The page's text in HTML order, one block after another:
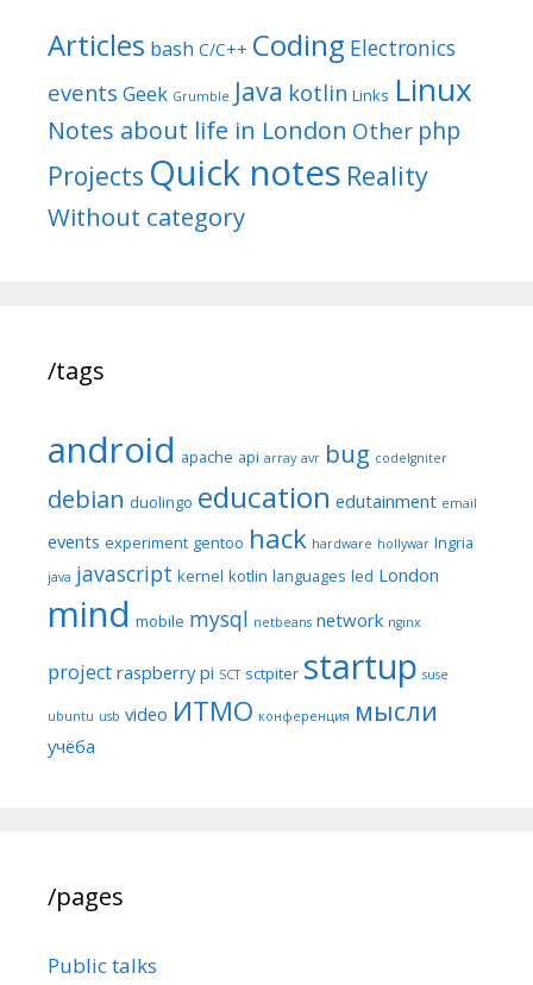
Articles bash C/C++ Coding Electronics
events Geek Grumble Java kotlin Links Linux
Notes about life in London Other php
Projects Quick notes Reality
Without category
/tags
android apache api array avr bug codeIgniter
debian duolingo education edutainment email
events experiment gentoo hack hardware hollywar Ingria
java javascript kernel kotlin languages led London
mind mobile mysql netbeans network nginx
project raspberry pi SCT sctpiter startup suse
ubuntu usb video ИТМО конференция мысли
учёба
/pages
Public talks